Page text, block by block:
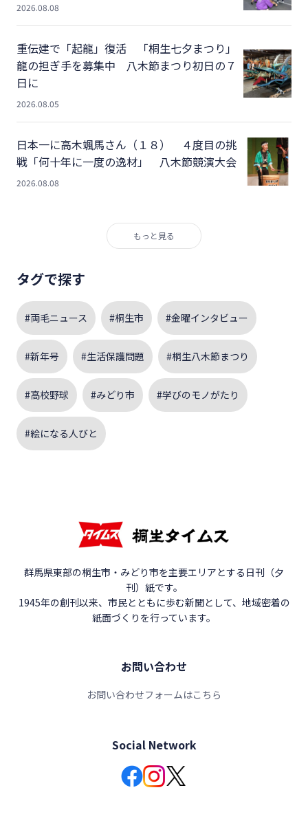
2026.08.08
重伝建で「起龍」復活 「桐生七夕まつり」
龍の担ぎ手を募集中 八木節まつり初日の７
日に
2026.08.05
日本一に高木颯馬さん（１８） ４度目の挑
戦「何十年に一度の逸材」 八木節競演大会
2026.08.08
もっと見る
タグで探す
#両毛ニュース #桐生市 #金曜インタビュー
#新年号 #生活保護問題 #桐生八木節まつり
#高校野球 #みどり市 #学びのモノがたり
#絵になる人びと
群馬県東部の桐生市・みどり市を主要エリアとする日刊（夕
刊）紙です。
1945年の創刊以来、市民とともに歩む新聞として、地域密着の
紙面づくりを行っています。
お問い合わせ
お問い合わせフォームはこちら
Social Network